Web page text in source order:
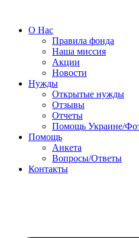
О Нас
Правила фонда
Наша миссия
Акции
Новости
Нужды
Открытые нужды
Отзывы
Отчеты
Помощь Украине/
Помощь
Анкета
Вопросы/Ответы
Контакты